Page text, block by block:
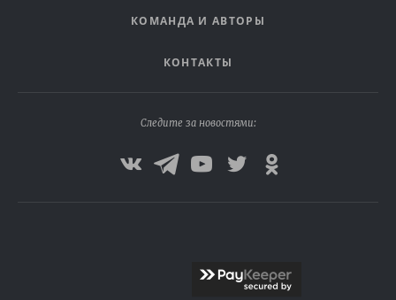
КОМАНДА И АВТОРЫ
КОНТАКТЫ
Следите за новостями: